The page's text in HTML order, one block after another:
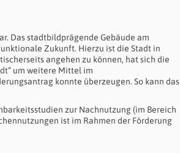
Das stadtbildprägende Gebäude am
Zukunft. Hierzu ist die Stadt in
angehen zu können, hat sich die
um weitere Mittel im
konnte überzeugen. So kann das
zur Nachnutzung (im Bereich
ist im Rahmen der Förderung